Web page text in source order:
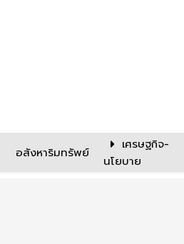
อสังหาริมทรัพย์
เศรษฐกิจ-
นโยบาย